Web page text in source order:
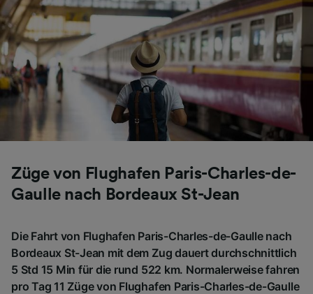
Züge von Flughafen Paris-Charles-de-
Gaulle nach Bordeaux St-Jean
Die Fahrt von Flughafen Paris-Charles-de-Gaulle nach
Bordeaux St-Jean mit dem Zug dauert durchschnittlich
5 Std 15 Min für die rund 522 km. Normalerweise fahren
pro Tag 11 Züge von Flughafen Paris-Charles-de-Gaulle